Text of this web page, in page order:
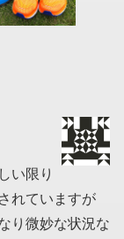
い限り
れていますが
り微妙な状況な